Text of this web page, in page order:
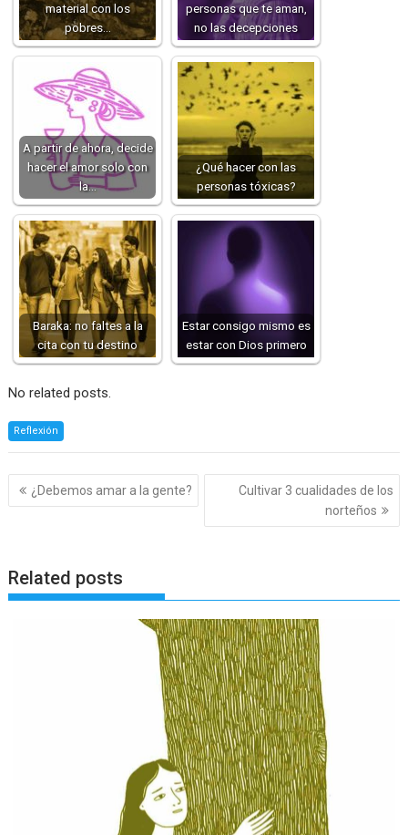
material con los
pobres…
personas que te aman,
no las decepciones
A partir de ahora, decide
hacer el amor solo con
la…
¿Qué hacer con las
personas tóxicas?
Baraka: no faltes a la
cita con tu destino
Estar consigo mismo es
estar con Dios primero
No related posts.
Reflexión
Navegación
de
¿Debemos amar a la gente?
Cultivar 3 cualidades de los
norteños
Related posts